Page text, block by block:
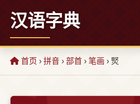
汉语字典
首页 › 拼音 › 部首 › 笔画 › 㷂